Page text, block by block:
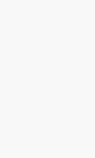
ein oder benutze